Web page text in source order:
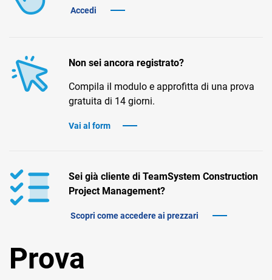
Ecommerce
Fatturazione
Financial Solutions
TeamSystem Corporate
TeamSystem Store
Accedi
Non sei ancora registrato?
Compila il modulo e approfitta di una prova
gratuita di 14 giorni.
Vai al form
Sei già cliente di TeamSystem Construction
Project Management?
Scopri come accedere ai prezzari
Prova